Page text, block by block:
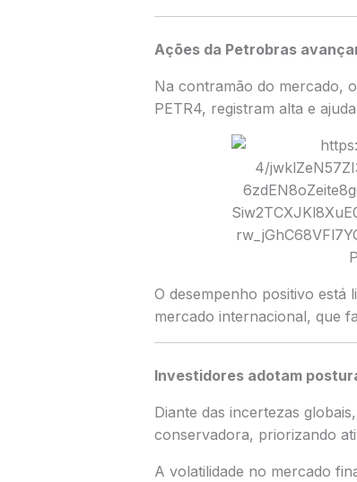
Ações da Petrobras
Na contramão do mercado,
PETR4, registram alta e
O desempenho positivo está
mercado internacional, que
Investidores adotam
Diante das incertezas
conservadora, priorizando
A volatilidade no mercado